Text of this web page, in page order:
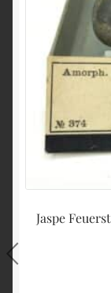
Jaspe